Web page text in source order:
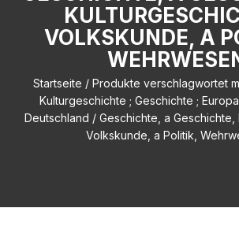
VOLKSKUNDE, A
Startseite / Produkte verschlagwortet
Kulturgeschichte ; Geschichte ;
Deutschland / Geschichte, a Geschichte,
Volkskunde, a Politik,